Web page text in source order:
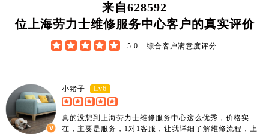
来自628592
位上海劳力士维修服务中心客户的真实评价
     5.0 综合客户满意度评分
小猪子 Lv6
真的没想到上海劳力士维修服务中心这么优秀，价格实
在，主要是服务，1对1客服，让我详细了解维修流程，上